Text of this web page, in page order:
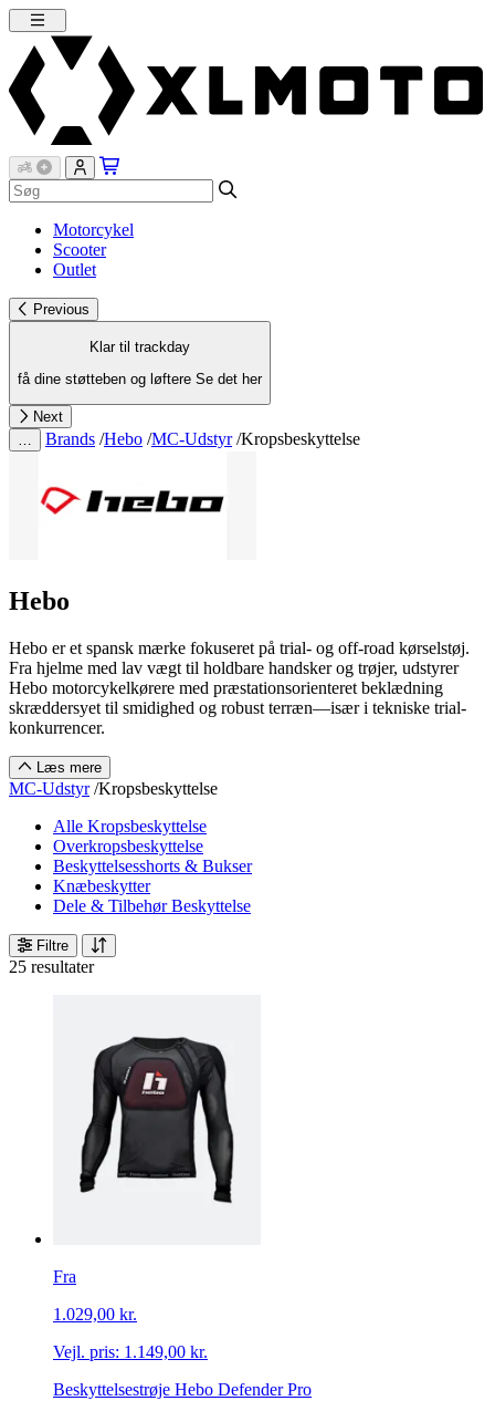
Motorcykel
Scooter
Outlet
Previous
Klar til trackday
få dine støtteben og løftere Se det her
Next
Brands /Hebo /MC-Udstyr /Kropsbeskyttelse
Hebo
Hebo er et spansk mærke fokuseret på trial- og off-road kørselstøj.
Fra hjelme med lav vægt til holdbare handsker og trøjer, udstyrer
Hebo motorcykelkørere med præstationsorienteret beklædning
skræddersyet til smidighed og robust terræn—især i tekniske trial-
konkurrencer.
Læs mere
MC-Udstyr /Kropsbeskyttelse
Alle Kropsbeskyttelse
Overkropsbeskyttelse
Beskyttelsesshorts & Bukser
Knæbeskytter
Dele & Tilbehør Beskyttelse
Filtre
25 resultater
Fra
1.029,00 kr.
Vejl. pris: 1.149,00 kr.
Beskyttelsestrøje Hebo Defender Pro